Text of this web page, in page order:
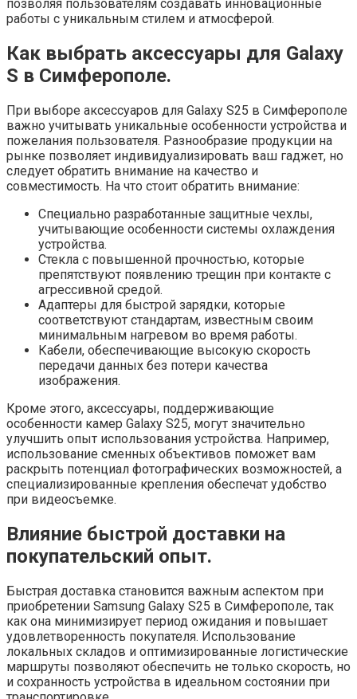
позволяя пользователям создавать инновационные
работы с уникальным стилем и атмосферой.
Как выбрать аксессуары для Galaxy
S в Симферополе.
При выборе аксессуаров для Galaxy S25 в Симферополе
важно учитывать уникальные особенности устройства и
пожелания пользователя. Разнообразие продукции на
рынке позволяет индивидуализировать ваш гаджет, но
следует обратить внимание на качество и
совместимость. На что стоит обратить внимание:
Специально разработанные защитные чехлы,
учитывающие особенности системы охлаждения
устройства.
Стекла с повышенной прочностью, которые
препятствуют появлению трещин при контакте с
агрессивной средой.
Адаптеры для быстрой зарядки, которые
соответствуют стандартам, известным своим
минимальным нагревом во время работы.
Кабели, обеспечивающие высокую скорость
передачи данных без потери качества
изображения.
Кроме этого, аксессуары, поддерживающие
особенности камер Galaxy S25, могут значительно
улучшить опыт использования устройства. Например,
использование сменных объективов поможет вам
раскрыть потенциал фотографических возможностей, а
специализированные крепления обеспечат удобство
при видеосъемке.
Влияние быстрой доставки на
покупательский опыт.
Быстрая доставка становится важным аспектом при
приобретении Samsung Galaxy S25 в Симферополе, так
как она минимизирует период ожидания и повышает
удовлетворенность покупателя. Использование
локальных складов и оптимизированные логистические
маршруты позволяют обеспечить не только скорость, но
и сохранность устройства в идеальном состоянии при